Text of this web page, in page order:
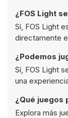
¿FOS Light
Sí, FOS Light
directamente
¿Podemos
Sí, FOS Light
una
¿Qué juegos
Explora más